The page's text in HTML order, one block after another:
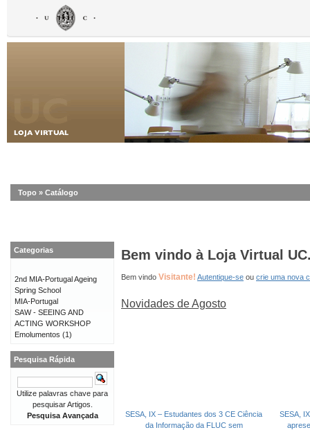
Topo » Catálogo
Bem vindo à Loja Virtual
Bem vindo Visitante! Autentique-se ou crie uma nova
Novidades de Agosto
SESA, IX – Estudantes dos 3 CE Ciência
da Informação da FLUC sem
SESA,
Categorias
2nd MIA-Portugal Ageing
Spring School
MIA-Portugal
SAW - SEEING AND
ACTING WORKSHOP
Emolumentos (1)
Pesquisa Rápida
Utilize palavras chave para
pesquisar Artigos.
Pesquisa Avançada